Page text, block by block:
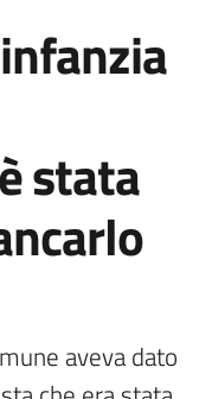
stata
aveva dato